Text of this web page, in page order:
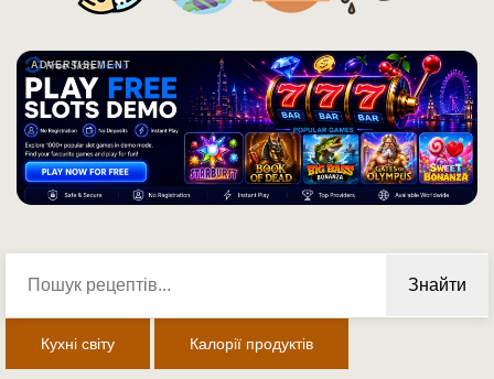
ADVERTISEMENT
Знайти
Кухні світу Калорії продуктів